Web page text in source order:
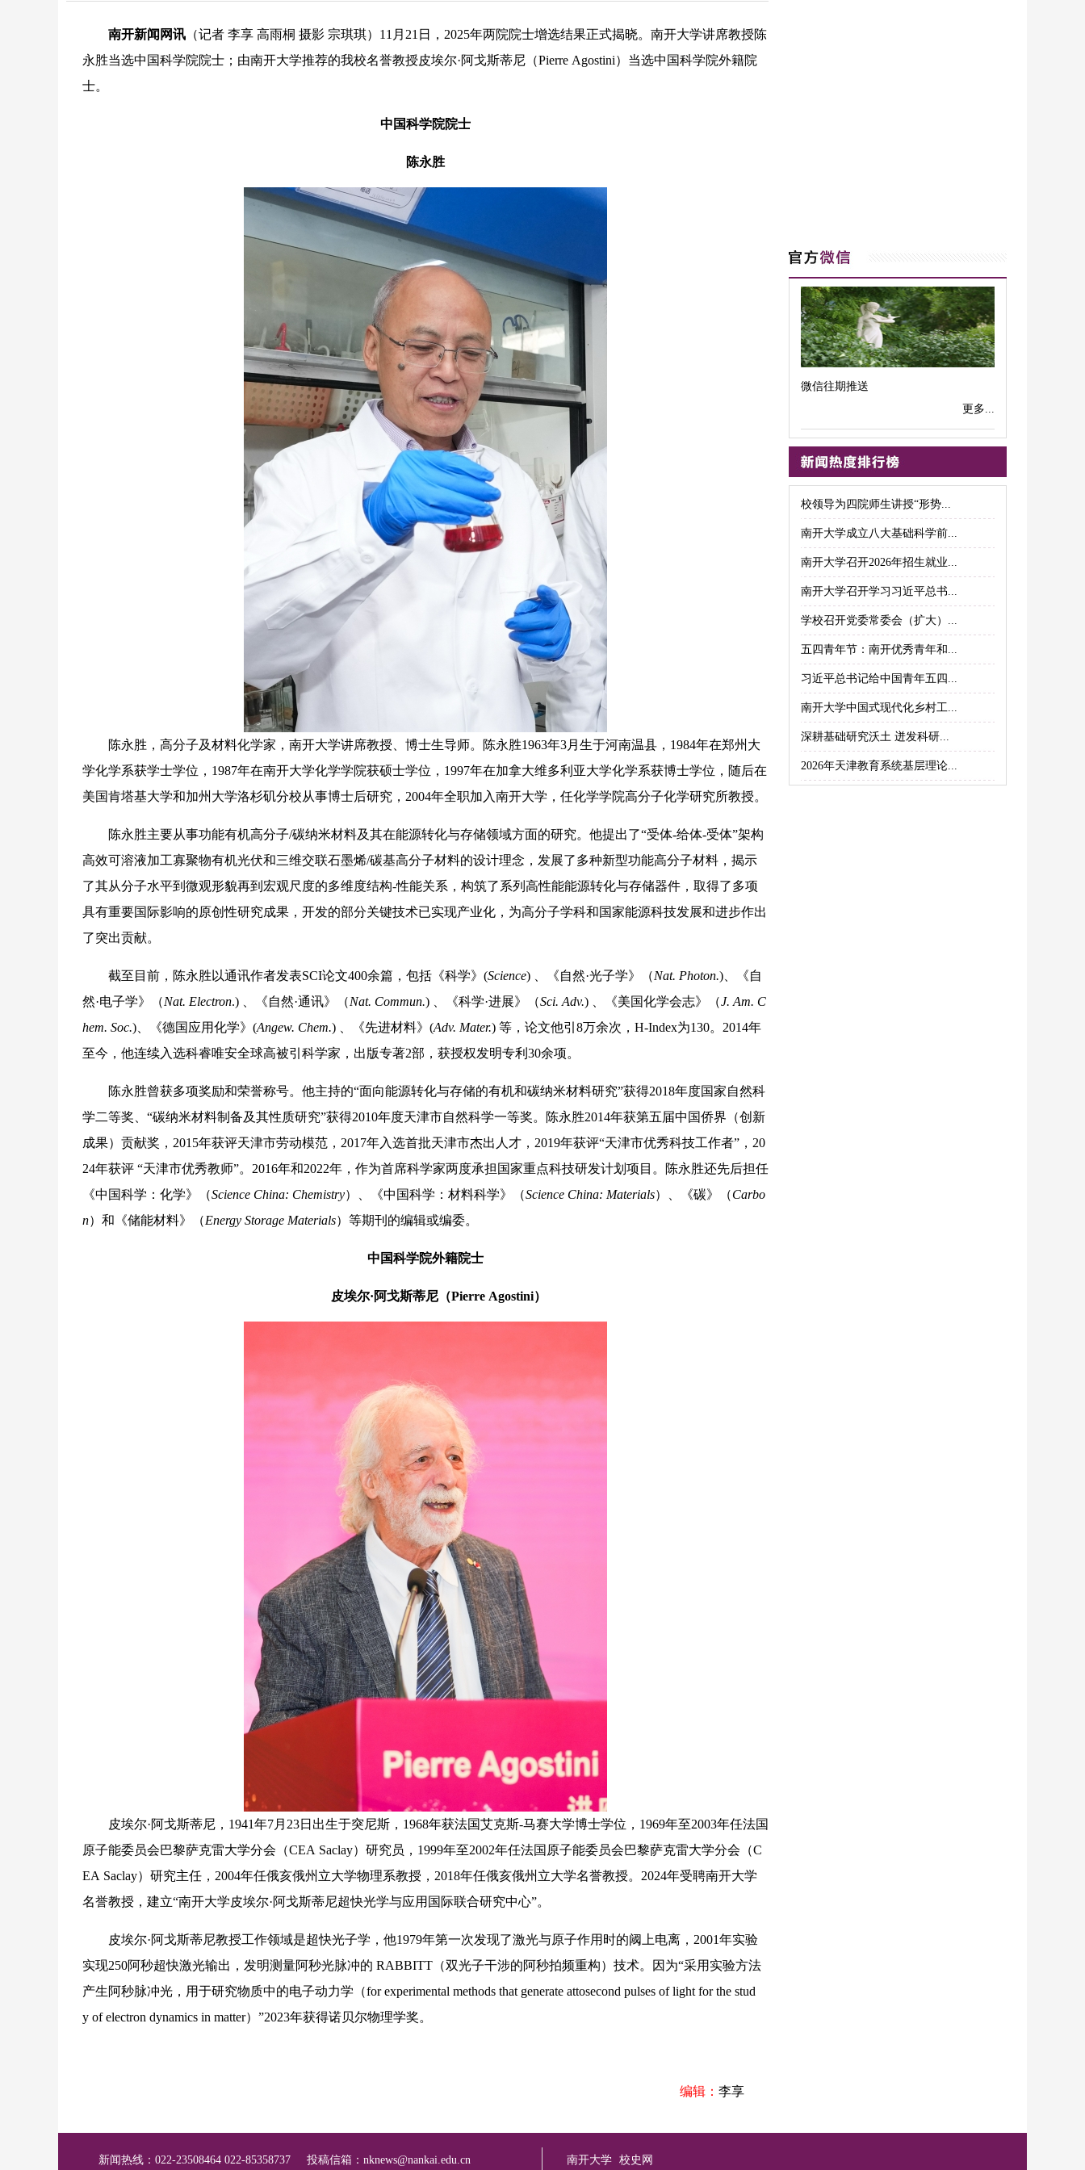
南开新闻网讯 （记者 李享 高雨桐 摄影 宗琪琪）11月21日，2025年两院院士增选结果正式揭晓。南开大学讲席教授陈
永胜当选中国科学院院士；由南开大学推荐的我校名誉教授皮埃尔·阿戈斯蒂尼（Pierre Agostini）当选中国科学院外籍院
士。
中国科学院院士
陈永胜
陈永胜，高分子及材料化学家，南开大学讲席教授、博士生导师。陈永胜1963年3月生于河南温县，1984年在郑州大
学化学系获学士学位，1987年在南开大学化学学院获硕士学位，1997年在加拿大维多利亚大学化学系获博士学位，随后在
美国肯塔基大学和加州大学洛杉矶分校从事博士后研究，2004年全职加入南开大学，任化学学院高分子化学研究所教授。
陈永胜主要从事功能有机高分子/碳纳米材料及其在能源转化与存储领域方面的研究。他提出了“受体-给体-受体”架构
高效可溶液加工寡聚物有机光伏和三维交联石墨烯/碳基高分子材料的设计理念，发展了多种新型功能高分子材料，揭示
了其从分子水平到微观形貌再到宏观尺度的多维度结构-性能关系，构筑了系列高性能能源转化与存储器件，取得了多项
具有重要国际影响的原创性研究成果，开发的部分关键技术已实现产业化，为高分子学科和国家能源科技发展和进步作出
了突出贡献。
截至目前，陈永胜以通讯作者发表SCI论文400余篇，包括《科学》(Science) 、《自然·光子学》（Nat. Photon.)、《自
然·电子学》（Nat. Electron.) 、《自然·通讯》（Nat. Commun.) 、《科学·进展》（Sci. Adv.) 、《美国化学会志》（J. Am. C
hem. Soc.)、《德国应用化学》(Angew. Chem.) 、《先进材料》(Adv. Mater.) 等，论文他引8万余次，H-Index为130。2014年
至今，他连续入选科睿唯安全球高被引科学家，出版专著2部，获授权发明专利30余项。
陈永胜曾获多项奖励和荣誉称号。他主持的“面向能源转化与存储的有机和碳纳米材料研究”获得2018年度国家自然科
学二等奖、“碳纳米材料制备及其性质研究”获得2010年度天津市自然科学一等奖。陈永胜2014年获第五届中国侨界（创新
成果）贡献奖，2015年获评天津市劳动模范，2017年入选首批天津市杰出人才，2019年获评“天津市优秀科技工作者”，20
24年获评 “天津市优秀教师”。2016年和2022年，作为首席科学家两度承担国家重点科技研发计划项目。陈永胜还先后担任
《中国科学：化学》（Science China: Chemistry）、《中国科学：材料科学》（Science China: Materials）、《碳》（Carbo
n）和《储能材料》（Energy Storage Materials）等期刊的编辑或编委。
中国科学院外籍院士
皮埃尔·阿戈斯蒂尼（Pierre Agostini）
皮埃尔·阿戈斯蒂尼，1941年7月23日出生于突尼斯，1968年获法国艾克斯-马赛大学博士学位，1969年至2003年任法国
原子能委员会巴黎萨克雷大学分会（CEA Saclay）研究员，1999年至2002年任法国原子能委员会巴黎萨克雷大学分会（C
EA Saclay）研究主任，2004年任俄亥俄州立大学物理系教授，2018年任俄亥俄州立大学名誉教授。2024年受聘南开大学
名誉教授，建立“南开大学皮埃尔·阿戈斯蒂尼超快光学与应用国际联合研究中心”。
皮埃尔·阿戈斯蒂尼教授工作领域是超快光子学，他1979年第一次发现了激光与原子作用时的阈上电离，2001年实验
实现250阿秒超快激光输出，发明测量阿秒光脉冲的 RABBITT（双光子干涉的阿秒拍频重构）技术。因为“采用实验方法
产生阿秒脉冲光，用于研究物质中的电子动力学（for experimental methods that generate attosecond pulses of light for the stud
y of electron dynamics in matter）”2023年获得诺贝尔物理学奖。
编辑： 李享
微信往期推送
更多...
校领导为四院师生讲授“形势...
南开大学成立八大基础科学前...
南开大学召开2026年招生就业...
南开大学召开学习习近平总书...
学校召开党委常委会（扩大）...
五四青年节：南开优秀青年和...
习近平总书记给中国青年五四...
南开大学中国式现代化乡村工...
深耕基础研究沃土 迸发科研...
2026年天津教育系统基层理论...
新闻热线：022-23508464 022-85358737 投稿信箱： nknews@nankai.edu.cn 南开大学 校史网